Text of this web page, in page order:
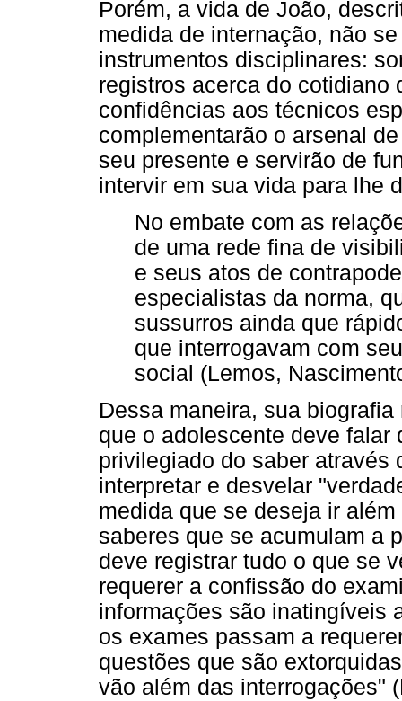
Porém, a vida de João,
medida de internação, não
instrumentos disciplinares:
registros acerca do cotidiano
confidências aos técnicos
complementarão o arsenal
seu presente e servirão de
intervir em sua vida para lhe
No embate com as
de uma rede fina de
e seus atos de
especialistas da norma,
sussurros ainda que
que interrogavam com
social (Lemos,
Dessa maneira, sua
que o adolescente deve
privilegiado do saber através
interpretar e desvelar
medida que se deseja ir
saberes que se acumulam a
deve registrar tudo o que se
requerer a confissão do
informações são inatingíveis
os exames passam a
questões que são
vão além das interrogações"